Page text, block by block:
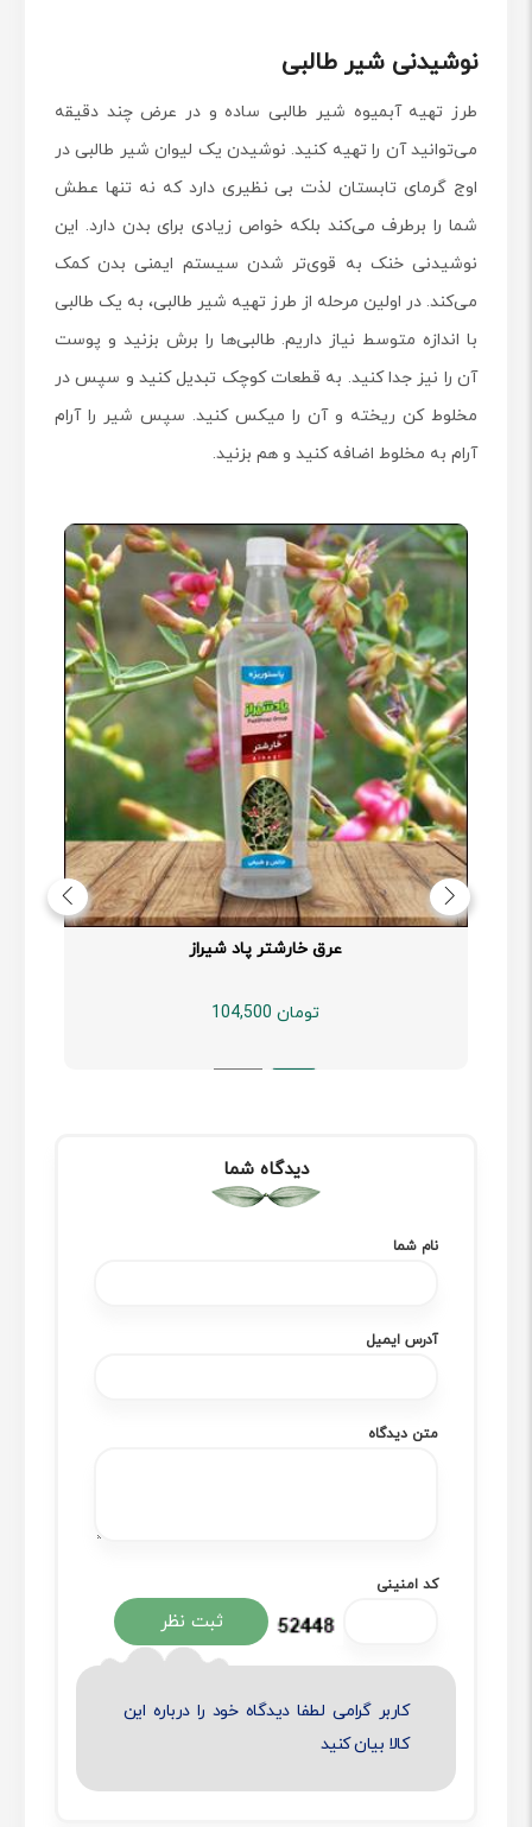
نوشیدنی شیر طالبی
طرز تهیه آبمیوه شیر طالبی ساده و در عرض چند دقیقه
می‌توانید آن را تهیه کنید. نوشیدن یک لیوان شیر طالبی در
اوج گرمای تابستان لذت بی نظیری دارد که نه تنها عطش
شما را برطرف می‌کند بلکه خواص زیادی برای بدن دارد. این
نوشیدنی خنک به قوی‌تر شدن سیستم ایمنی بدن کمک
می‌کند. در اولین مرحله از طرز تهیه شیر طالبی، به یک طالبی
با اندازه متوسط نیاز داریم. طالبی‌ها را برش بزنید و پوست
آن را نیز جدا کنید. به قطعات کوچک تبدیل کنید و سپس در
مخلوط کن ریخته و آن را میکس کنید. سپس شیر را آرام
آرام به مخلوط اضافه کنید و هم بزنید.
عرق خارشتر پاد شیراز
104,500 تومان
دیدگاه شما
نام شما
آدرس ایمیل
متن دیدگاه
کد امنینی
کاربر گرامی لطفا دیدگاه خود را درباره این
کالا بیان کنید